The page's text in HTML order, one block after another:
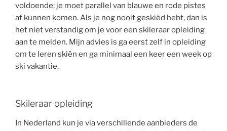
voldoende; je moet parallel van blauwe en rode pistes
af kunnen komen. Als je nog nooit geskiëd hebt, dan is
het niet verstandig om je voor een skileraar opleiding
aan te melden. Mijn advies is ga eerst zelf in opleiding
om te leren skiën en ga minimaal een keer een week op
ski vakantie.
Skileraar opleiding
In Nederland kun je via verschillende aanbieders de